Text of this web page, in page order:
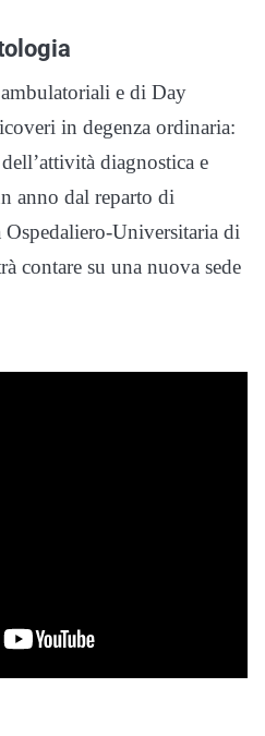
e di Day
in degenza ordinaria:
diagnostica e
anno dal reparto di
Universitaria di
contare su una nuova sede